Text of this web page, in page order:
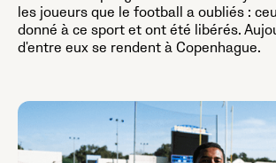
les joueurs que le football a oubliés :
donné à ce sport et ont été libérés.
d'entre eux se rendent à Copenhague.